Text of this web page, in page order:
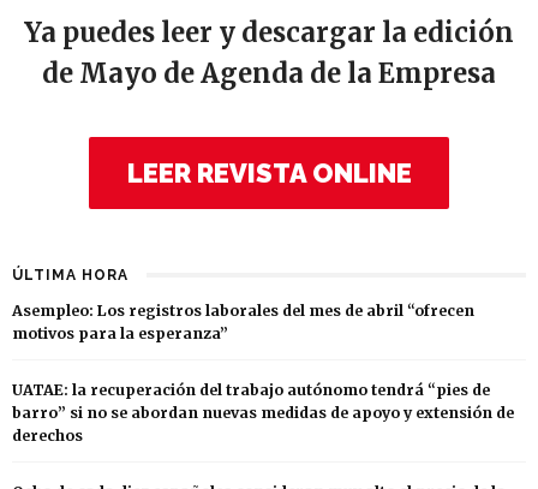
Ya puedes leer y descargar la edición
de Mayo de Agenda de la Empresa
LEER REVISTA ONLINE
ÚLTIMA HORA
Asempleo: Los registros laborales del mes de abril “ofrecen
motivos para la esperanza”
UATAE: la recuperación del trabajo autónomo tendrá “pies de
barro” si no se abordan nuevas medidas de apoyo y extensión de
derechos